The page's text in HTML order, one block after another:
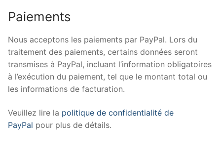
Paiements
Nous acceptons les paiements par PayPal. Lors du
traitement des paiements, certains données seront
transmises à PayPal, incluant l’information obligatoires
à l’exécution du paiement, tel que le montant total ou
les informations de facturation.
Veuillez lire la politique de confidentialité de
PayPal pour plus de détails.